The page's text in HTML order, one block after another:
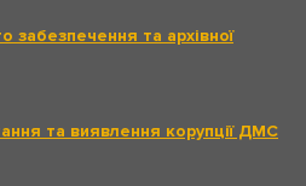
забезпечення та архівної
та виявлення корупції ДМС